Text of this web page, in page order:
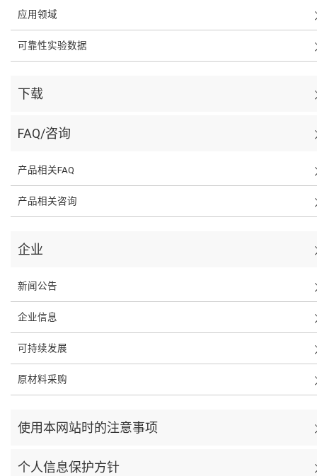
应用领域
可靠性实验数据
下载
FAQ/咨询
产品相关FAQ
产品相关咨询
企业
新闻公告
企业信息
可持续发展
原材料采购
使用本网站时的注意事项
个人信息保护方针